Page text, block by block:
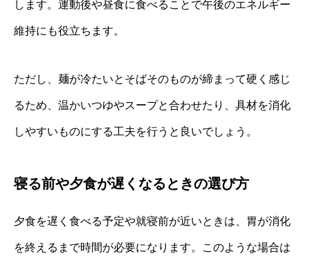
します。運動後や昼食に食べることで午後のエネルギー
維持にも役立ちます。
ただし、麺が冷たいとそばそのものが締まって硬く感じ
るため、温かいつゆやスープと合わせたり、具材を消化
しやすいものにする工夫を行うと良いでしょう。
寝る前や夕食が遅くなるときの選び方
夕食を遅く食べる予定や就寝前が近いときは、胃が消化
を終えるまで時間が必要になります。このような場合は